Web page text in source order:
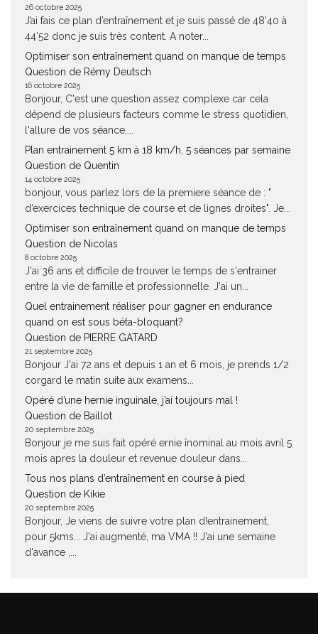
26 octobre 2025
J’ai fais ce plan d’entraînement et je suis passé de 48’40 à
44’52 donc je suis très content. A noter...
Optimiser son entraînement quand on manque de temps
Question de Rémy Deutsch
16 octobre 2025
Bonjour, C'est une question assez complexe car cela
dépend de plusieurs facteurs comme le stress quotidien,
l'allure de vos séance,...
Plan entrainement 5 km à 18 km/h, 5 séances par semaine
Question de Quentin
14 octobre 2025
bonjour, vous parlez lors de la premiere séance de : "
d’exercices technique de course et de lignes droites". Je...
Optimiser son entraînement quand on manque de temps
Question de Nicolas
8 octobre 2025
J'ai 36 ans et difficile de trouver le temps de s'entrainer
entre la vie de famille et professionnelle. J'ai un...
Quel entrainement réaliser pour gagner en endurance
quand on est sous béta-bloquant?
Question de PIERRE GATARD
21 septembre 2025
Bonjour J'ai 72 ans et depuis 1 an et 6 mois, je prends 1/2
corgard le matin suite aux examens...
Opéré d’une hernie inguinale, j’ai toujours mal !
Question de Baillot
20 septembre 2025
Bonjour je me suis fait opéré ernie înominal au mois avril 5
mois apres la douleur et revenue douleur dans...
Tous nos plans d’entraînement en course à pied
Question de Kikie
20 septembre 2025
Bonjour, Je viens de suivre votre plan d!entrainement,
pour 5kms... J'ai augmenté, ma VMA !! J'ai une semaine
d'avance ,...